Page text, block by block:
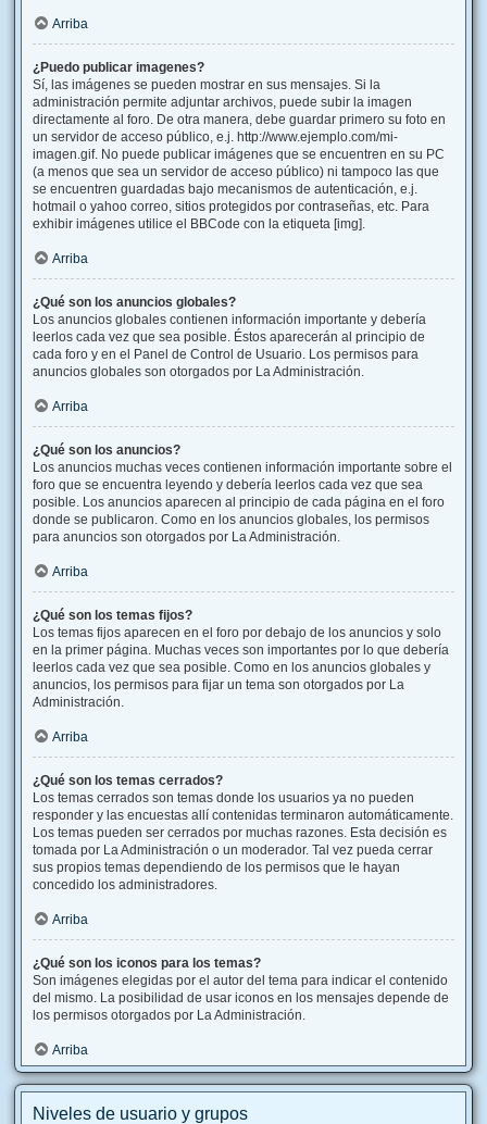
Arriba
¿Puedo publicar imagenes?
Sí, las imágenes se pueden mostrar en sus mensajes. Si la
administración permite adjuntar archivos, puede subir la imagen
directamente al foro. De otra manera, debe guardar primero su foto en
un servidor de acceso público, e.j. http://www.ejemplo.com/mi-
imagen.gif. No puede publicar imágenes que se encuentren en su PC
(a menos que sea un servidor de acceso público) ni tampoco las que
se encuentren guardadas bajo mecanismos de autenticación, e.j.
hotmail o yahoo correo, sitios protegidos por contraseñas, etc. Para
exhibir imágenes utilice el BBCode con la etiqueta [img].
Arriba
¿Qué son los anuncios globales?
Los anuncios globales contienen información importante y debería
leerlos cada vez que sea posible. Éstos aparecerán al principio de
cada foro y en el Panel de Control de Usuario. Los permisos para
anuncios globales son otorgados por La Administración.
Arriba
¿Qué son los anuncios?
Los anuncios muchas veces contienen información importante sobre el
foro que se encuentra leyendo y debería leerlos cada vez que sea
posible. Los anuncios aparecen al principio de cada página en el foro
donde se publicaron. Como en los anuncios globales, los permisos
para anuncios son otorgados por La Administración.
Arriba
¿Qué son los temas fijos?
Los temas fijos aparecen en el foro por debajo de los anuncios y solo
en la primer página. Muchas veces son importantes por lo que debería
leerlos cada vez que sea posible. Como en los anuncios globales y
anuncios, los permisos para fijar un tema son otorgados por La
Administración.
Arriba
¿Qué son los temas cerrados?
Los temas cerrados son temas donde los usuarios ya no pueden
responder y las encuestas allí contenidas terminaron automáticamente.
Los temas pueden ser cerrados por muchas razones. Esta decisión es
tomada por La Administración o un moderador. Tal vez pueda cerrar
sus propios temas dependiendo de los permisos que le hayan
concedido los administradores.
Arriba
¿Qué son los iconos para los temas?
Son imágenes elegidas por el autor del tema para indicar el contenido
del mismo. La posibilidad de usar iconos en los mensajes depende de
los permisos otorgados por La Administración.
Arriba
Niveles de usuario y grupos